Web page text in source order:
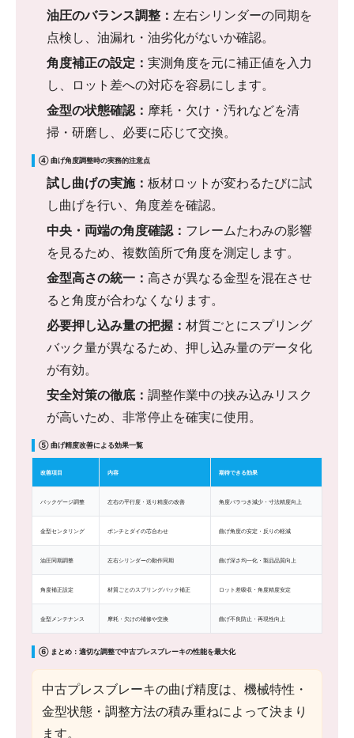
油圧のバランス調整： 左右シリンダーの同期を
点検し、油漏れ・油劣化がないか確認。
角度補正の設定： 実測角度を元に補正値を入力
し、ロット差への対応を容易にします。
金型の状態確認： 摩耗・欠け・汚れなどを清
掃・研磨し、必要に応じて交換。
④ 曲げ角度調整時の実務的注意点
試し曲げの実施： 板材ロットが変わるたびに試
し曲げを行い、角度差を確認。
中央・両端の角度確認： フレームたわみの影響
を見るため、複数箇所で角度を測定します。
金型高さの統一： 高さが異なる金型を混在させ
ると角度が合わなくなります。
必要押し込み量の把握： 材質ごとにスプリング
バック量が異なるため、押し込み量のデータ化
が有効。
安全対策の徹底： 調整作業中の挟み込みリスク
が高いため、非常停止を確実に使用。
⑤ 曲げ精度改善による効果一覧
改善項目 内容 期待できる効果
バックゲージ調整 左右の平行度・送り精度の改善 角度バラつき減少・寸法精度向上
金型センタリング ポンチとダイの芯合わせ 曲げ角度の安定・反りの軽減
油圧同期調整 左右シリンダーの動作同期 曲げ深さ均一化・製品品質向上
角度補正設定 材質ごとのスプリングバック補正 ロット差吸収・角度精度安定
金型メンテナンス 摩耗・欠けの補修や交換 曲げ不良防止・再現性向上
⑥ まとめ：適切な調整で中古プレスブレーキの性能を最大化
中古プレスブレーキの曲げ精度は、機械特性・
金型状態・調整方法の積み重ねによって決まり
ます。